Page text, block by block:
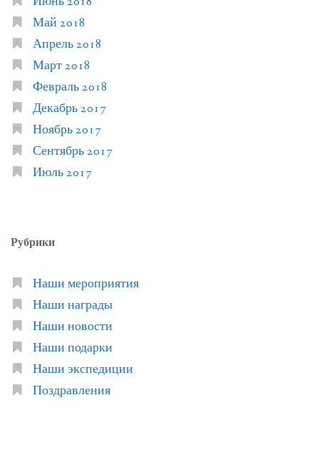
Май 2018
Апрель 2018
Март 2018
Февраль 2018
Декабрь 2017
Ноябрь 2017
Сентябрь 2017
Июль 2017
Рубрики
Наши мероприятия
Наши награды
Наши новости
Наши подарки
Наши экспедиции
Поздравления